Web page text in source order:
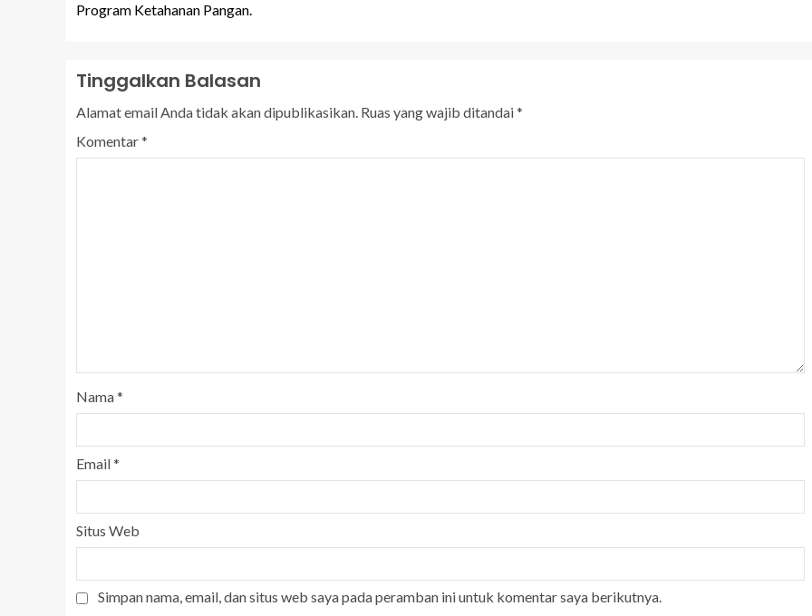
Program Ketahanan Pangan.
Tinggalkan Balasan
Alamat email Anda tidak akan dipublikasikan. Ruas yang wajib ditandai*
Komentar*
Nama*
Email*
Situs Web
Simpan nama, email, dan situs web saya pada peramban ini untuk komentar saya berikutnya.